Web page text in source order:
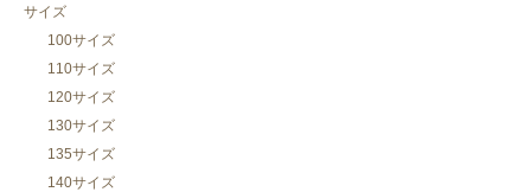
サイズ
100サイズ
110サイズ
120サイズ
130サイズ
135サイズ
140サイズ